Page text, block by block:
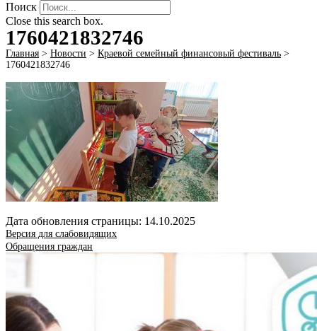
Поиск
Close this search box.
1760421832746
Главная > Новости > Краевой семейный финансовый фестиваль >
1760421832746
Дата обновления страницы: 14.10.2025
Версия для слабовидящих
Обращения граждан